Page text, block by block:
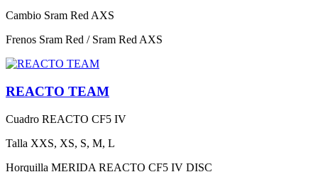
Cambio Sram Red AXS
Frenos Sram Red / Sram Red AXS
REACTO TEAM
Cuadro REACTO CF5 IV
Talla XXS, XS, S, M, L
Horquilla MERIDA REACTO CF5 IV DISC